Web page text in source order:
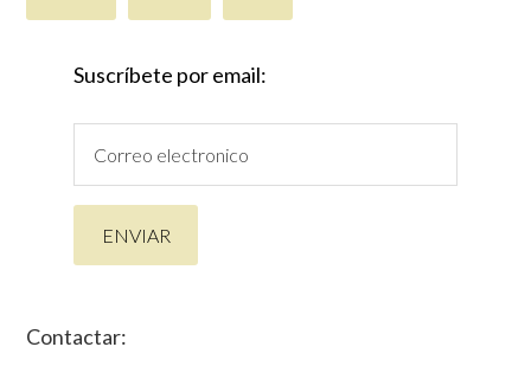
Suscríbete por email:
Contactar: